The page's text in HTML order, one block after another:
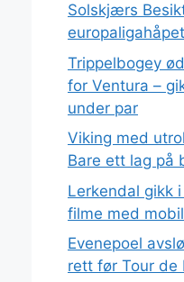
Solskjærs
Trippelbogey
for Ventura –
under par
Viking med
Bare ett lag på
Lerkendal gikk
filme med mobil
Evenepoel
rett før Tour de